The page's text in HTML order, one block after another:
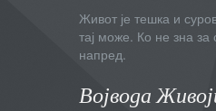
Живот је тешка и
тај може. Ко не зна за
напред.
Војвода